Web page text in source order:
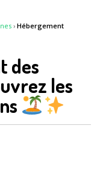
› Hébergement
des
les